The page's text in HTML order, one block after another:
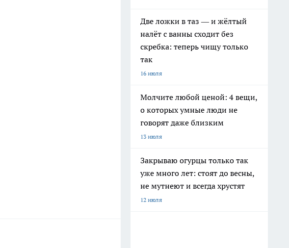
Две ложки в таз — и жёлтый
налёт с ванны сходит без
скребка: теперь чищу только
так
16 июля
Молчите любой ценой: 4 вещи,
о которых умные люди не
говорят даже близким
13 июля
Закрываю огурцы только так
уже много лет: стоят до весны,
не мутнеют и всегда хрустят
12 июля